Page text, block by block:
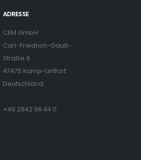
ADRESSE
CEM GmbH
Carl-Friedrich-Gauß-
Straße 9
47475 Kamp-Lintfort
Deutschland
+49 2842 96 44 0